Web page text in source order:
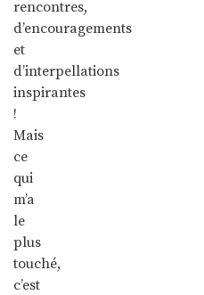
rencontres,
d’encouragements
et
d’interpellations
inspirantes
!
Mais
ce
qui
m’a
le
plus
touché,
c’est